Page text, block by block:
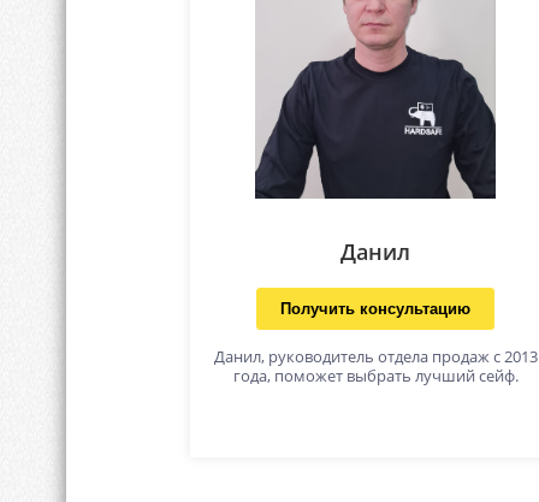
Данил
Получить консультацию
Данил, руководитель отдела продаж с 2013
года, поможет выбрать лучший сейф.